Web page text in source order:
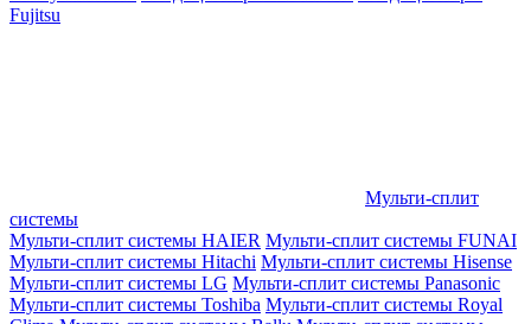
Fujitsu
Мульти-сплит
системы
Мульти-сплит системы HAIER Мульти-сплит системы FUNAI
Мульти-сплит системы Hitachi Мульти-сплит системы Hisense
Мульти-сплит системы LG Мульти-сплит системы Panasonic
Мульти-сплит системы Toshiba Мульти-сплит системы Royal